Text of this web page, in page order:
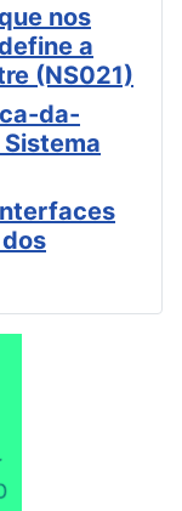
nos
a
(NS021)
da-